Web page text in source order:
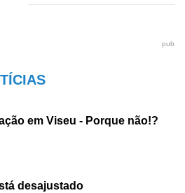
pub
em Viseu - Porque não!?
desajustado